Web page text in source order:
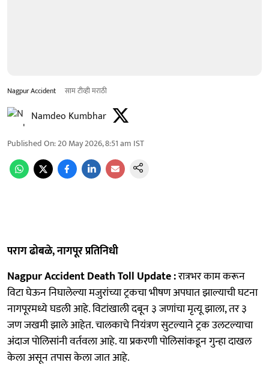
Nagpur Accident साम टीव्ही मराठी
Namdeo Kumbhar
Published On:20 May 2026, 8:51 am IST
पराग ढोबळे, नागपूर प्रतिनिधी
Nagpur Accident Death Toll Update :रात्रभर काम करून
विटा घेऊन निघालेल्या मजुरांच्या ट्रकचा भीषण अपघात झाल्याची घटना
नागपूरमध्ये घडली आहे. विटांखाली दबून ३ जणांचा मृत्यू झाला, तर ३
जण जखमी झाले आहेत. चालकाचे नियंत्रण सुटल्याने ट्रक उलटल्याचा
अंदाज पोलिसांनी वर्तवला आहे. या प्रकरणी पोलिसांकडून गुन्हा दाखल
केला असून तपास केला जात आहे.